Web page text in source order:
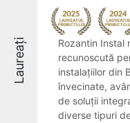
Laureați
Rozantin Instal
recunoscută
instalațiilor din
învecinate,
de soluții
diverse tipuri